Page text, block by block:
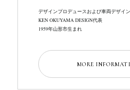
デザインプロデュースおよび車両デザイン
KEN OKUYAMA DESIGN代表
1959年山形市生まれ